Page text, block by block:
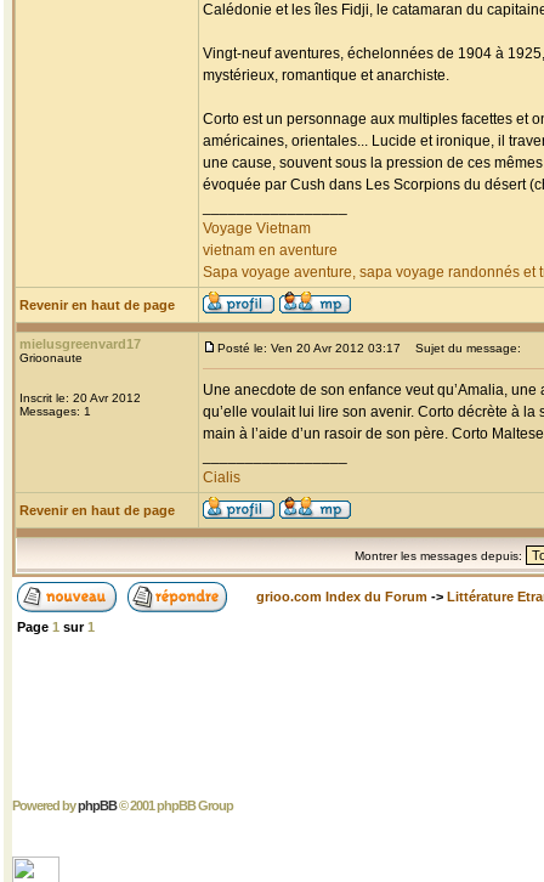
Calédonie et les îles Fidji, le catamaran du
Vingt-neuf aventures, échelonnées de 1904 à
mystérieux, romantique et anarchiste.
Corto est un personnage aux multiples facettes et
américaines, orientales... Lucide et ironique, il
une cause, souvent sous la pression de ces
évoquée par Cush dans Les Scorpions du désert
Voyage Vietnam
vietnam en aventure
Sapa voyage aventure, sapa voyage randonnés et
Revenir en haut de page
mielusgreenvard17
Grioonaute
Inscrit le: 20 Avr 2012
Messages: 1
Posté le: Ven 20 Avr 2012 03:17 Sujet du message:
Une anecdote de son enfance veut qu’Amalia,
qu’elle voulait lui lire son avenir. Corto décrète à
main à l’aide d’un rasoir de son père. Corto
Cialis
Revenir en haut de page
Montrer les messages depuis:
grioo.com Index du Forum -> Littérature
Page 1 sur1
Powered byphpBB© 2001 phpBB Group